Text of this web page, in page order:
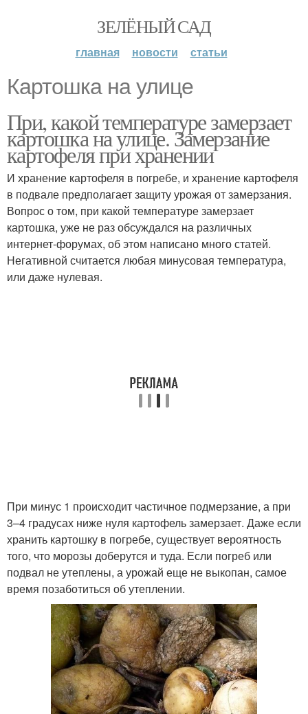
ЗЕЛЁНЫЙ САД
главная новости статьи
Картошка на улице
При, какой температуре замерзает
картошка на улице. Замерзание
картофеля при хранении
И хранение картофеля в погребе, и хранение картофеля
в подвале предполагает защиту урожая от замерзания.
Вопрос о том, при какой температуре замерзает
картошка, уже не раз обсуждался на различных
интернет-форумах, об этом написано много статей.
Негативной считается любая минусовая температура,
или даже нулевая.
При минус 1 происходит частичное подмерзание, а при
3–4 градусах ниже нуля картофель замерзает. Даже если
хранить картошку в погребе, существует вероятность
того, что морозы доберутся и туда. Если погреб или
подвал не утеплены, а урожай еще не выкопан, самое
время позаботиться об утеплении.